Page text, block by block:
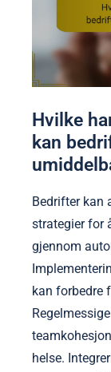
Hvilke
kan
Bedrifter kan
strategier for
gjennom
kan forbedre
helse.